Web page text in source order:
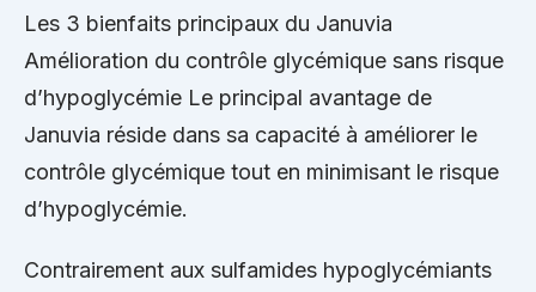
Les 3 bienfaits principaux du Januvia
Amélioration du contrôle glycémique sans risque
d’hypoglycémie Le principal avantage de
Januvia réside dans sa capacité à améliorer le
contrôle glycémique tout en minimisant le risque
d’hypoglycémie.
Contrairement aux sulfamides hypoglycémiants